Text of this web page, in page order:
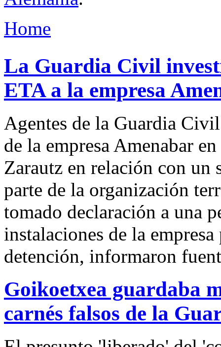
Home
La Guardia Civil
ETA a la empresa
Agentes de la Guardia
de la empresa Amenabar
Zarautz en relación con un
parte de la organización
tomado declaración a una
instalaciones de la
detención, informaron
Goikoetxea guardaba
carnés falsos de la